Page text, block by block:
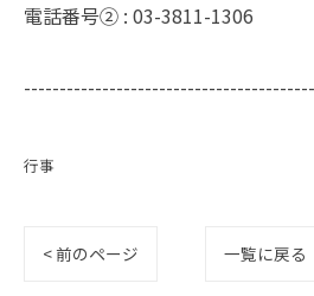
電話番号② : 03-3811-1306
行事
< 前のページ 一覧に戻る